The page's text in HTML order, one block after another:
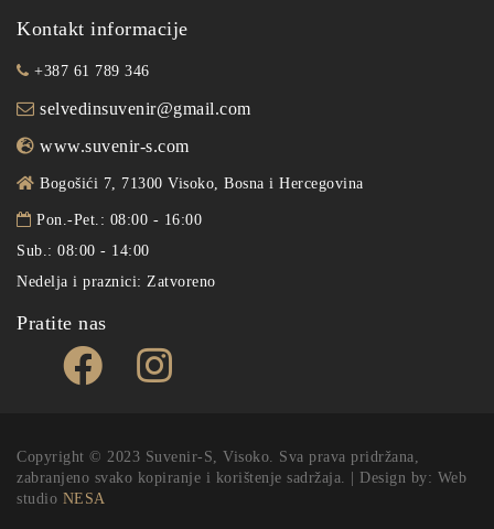
Kontakt informacije
+387 61 789 346
selvedinsuvenir@gmail.com
www.suvenir-s.com
Bogošići 7, 71300 Visoko, Bosna i Hercegovina
Pon.-Pet.: 08:00 - 16:00
Sub.: 08:00 - 14:00
Nedelja i praznici: Zatvoreno
Pratite nas
Copyright © 2023 Suvenir-S, Visoko. Sva prava pridržana,
zabranjeno svako kopiranje i korištenje sadržaja. | Design by: Web
studio NESA